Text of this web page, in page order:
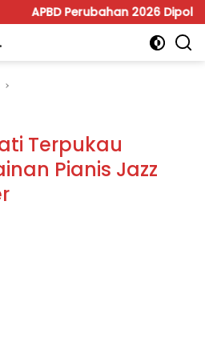
Perubahan 2026 Dipoles, Giri
Terpukau
Pianis Jazz